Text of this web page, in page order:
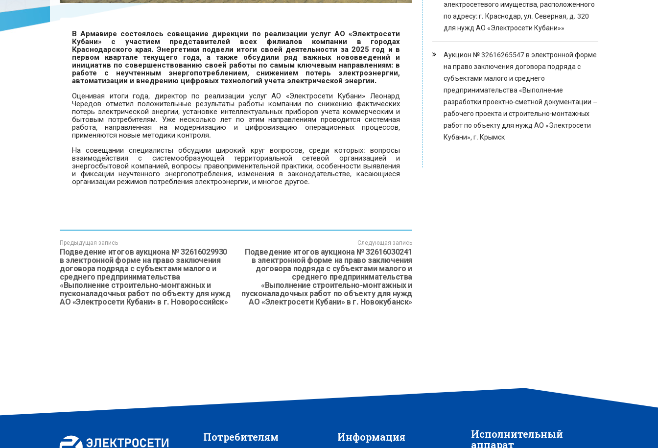
В Армавире состоялось совещание дирекции по реализации услуг АО «Электросети
Кубани» с участием представителей всех филиалов компании в городах
Краснодарского края. Энергетики подвели итоги своей деятельности за 2025 год и в
первом квартале текущего года, а также обсудили ряд важных нововведений и
инициатив по совершенствованию своей работы по самым ключевым направлениям: в
работе с неучтенным энергопотреблением, снижением потерь электроэнергии,
автоматизации и внедрению цифровых технологий учета электрической энергии.
Оценивая итоги года, директор по реализации услуг АО «Электросети Кубани» Леонард
Чередов отметил положительные результаты работы компании по снижению фактических
потерь электрической энергии, установке интеллектуальных приборов учета коммерческим и
бытовым потребителям. Уже несколько лет по этим направлениям проводится системная
работа, направленная на модернизацию и цифровизацию операционных процессов,
применяются новые методики контроля.
На совещании специалисты обсудили широкий круг вопросов, среди которых: вопросы
взаимодействия с системообразующей территориальной сетевой организацией и
энергосбытовой компанией, вопросы правоприменительной практики, особенности выявления
и фиксации неучтенного энергопотребления, изменения в законодательстве, касающиеся
организации режимов потребления электроэнергии, и многое другое.
Предыдущая запись
Подведение итогов аукциона № 32616029930
в электронной форме на право заключения
договора подряда с субъектами малого и
среднего предпринимательства
«Выполнение строительно-монтажных и
пусконаладочных работ по объекту для нужд
АО «Электросети Кубани» в г. Новороссийск»
Следующая запись
Подведение итогов аукциона № 32616030241
в электронной форме на право заключения
договора подряда с субъектами малого и
среднего предпринимательства
«Выполнение строительно-монтажных и
пусконаладочных работ по объекту для нужд
АО «Электросети Кубани» в г. Новокубанск»
электросетевого имущества, расположенного
по адресу: г. Краснодар, ул. Северная, д. 320
для нужд АО «Электросети Кубани»»
Аукцион № 32616265547 в электронной форме
на право заключения договора подряда с
субъектами малого и среднего
предпринимательства «Выполнение
разработки проектно-сметной документации –
рабочего проекта и строительно-монтажных
работ по объекту для нужд АО «Электросети
Кубани», г. Крымск
Потребителям Информация
Исполнительный
аппарат